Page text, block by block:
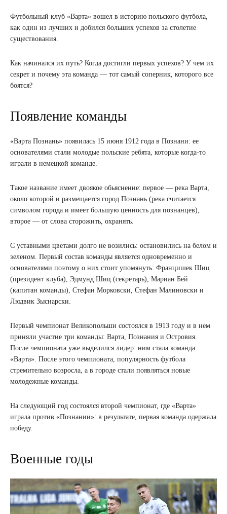
Футбольный клуб «Варта» вошел в историю польского футбола,
как один из лучших и добился больших успехов за столетие
существования.
Как начинался их путь? Когда достигли первых успехов? У чем их
секрет и почему эта команда — тот самый соперник, которого все
боятся?
Появление команды
«Варта Познань» появилась 15 июня 1912 года в Познани: ее
основателями стали молодые польские ребята, которые когда-то
играли в немецкой команде.
Такое название имеет двоякое обьяснение: первое — река Варта,
около которой и размещается город Познань (река считается
символом города и имеет большую ценность для познанцев),
второе — от слова сторожить, охранять.
С уставными цветами долго не возились: остановились на белом и
зеленом. Первый состав команды является одновременно и
основателями поэтому о них стоит упомянуть: Францишек Шиц
(президент клуба), Эдмунд Шиц (секретарь), Мариан Бей
(капитан команды), Стефан Морковски, Стефан Малиновски и
Людвик Зыснарски.
Первый чемпионат Великопольши состоялся в 1913 году и в нем
приняли участие три команды: Варта, Познания и Островия.
После чемпионата уже выделился лидер: ним стала команда
«Варта». После этого чемпионата, популярность футбола
стремительно возросла, а в городе стали появляться новые
молодежные команды.
На следующий год состоялся второй чемпионат, где «Варта»
играла против «Познании»: в результате, первая команда одержала
победу.
Военные годы